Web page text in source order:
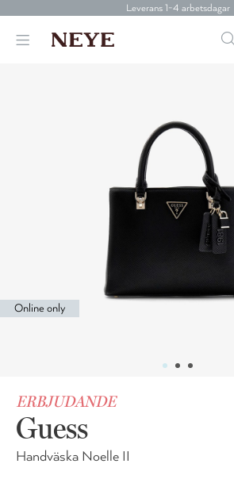
Leverans 1-4 arbetsdagar
Vi donerar till cancerforskning
Vi donerar till cancerforskning
30 dagars retur
Betala med Klarna
Online only
ERBJUDANDE
Guess
Handväska Noelle II